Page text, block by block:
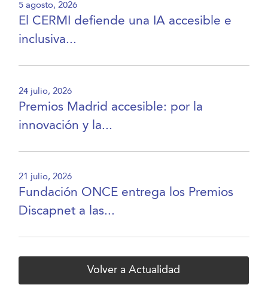
5 agosto, 2026
El CERMI defiende una IA accesible e
inclusiva...
24 julio, 2026
Premios Madrid accesible: por la
innovación y la...
21 julio, 2026
Fundación ONCE entrega los Premios
Discapnet a las...
Volver a Actualidad